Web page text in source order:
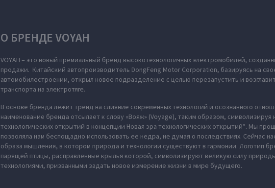
О БРЕНДЕ VOYAH
VOYAH – это новый премиальный бренд высокотехнологичных электромобилей,
продажи. Китайский автопроизводитель DongFeng Motor Corporation, базируясь на
автомобилестроении, открыл новое подразделение с целью перезапустить и
транспорта на электротяге.
В основе бренда лежит тренд на слияние современных технологий и осознанного
наименование бренда отсылает к слову «Вояж» (Voyage), таким образом, символизируя
технологических открытий в концепции Новая эра технологических открытий*. Мы
позволяла нам беспощадно использовать ее недра, не думая о последствиях. Сейчас
образа мышления, в котором природа и технологии существуют в гармонии. Логотип
парящей птицы, расправленные крылья которой, символизируют великую силу
технологиями, призванными задать новое измерение жизни в мире будущего.